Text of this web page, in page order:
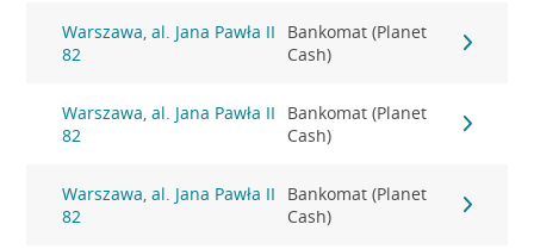
Warszawa, al. Jana Pawła II
82
Bankomat (Planet
Cash)
Warszawa, al. Jana Pawła II
82
Bankomat (Planet
Cash)
Warszawa, al. Jana Pawła II
82
Bankomat (Planet
Cash)